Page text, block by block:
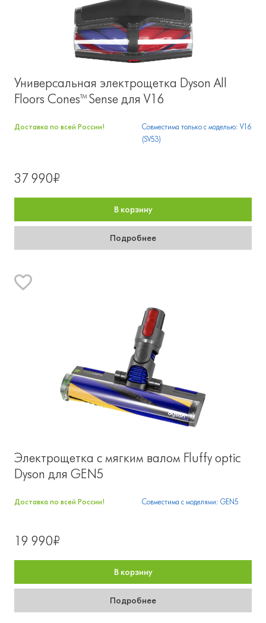
Универсальная электрощетка Dyson All
Floors Cones™ Sense для V16
Доставка по всей России!
Совместима только с моделью: V16
(SV53)
37 990₽
В корзину
Подробнее
Электрощетка с мягким валом Fluffy optic
Dyson для GEN5
Доставка по всей России! Совместима с моделями: GEN5
19 990₽
В корзину
Подробнее